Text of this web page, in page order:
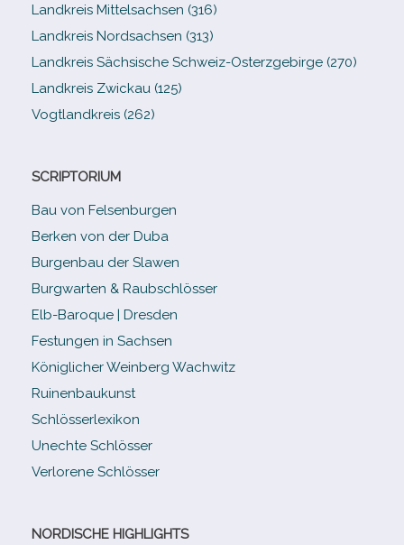
Landkreis Mittelsachsen (316)
Landkreis Nordsachsen (313)
Landkreis Sächsische Schweiz-​Osterzgebirge (270)
Landkreis Zwickau (125)
Vogtlandkreis (262)
SCRIPTORIUM
Bau von Felsenburgen
Berken von der Duba
Burgenbau der Slawen
Burgwarten & Raubschlösser
Elb-​Baroque | Dresden
Festungen in Sachsen
Königlicher Weinberg Wachwitz
Ruinenbaukunst
Schlösserlexikon
Unechte Schlösser
Verlorene Schlösser
NORDISCHE HIGHLIGHTS